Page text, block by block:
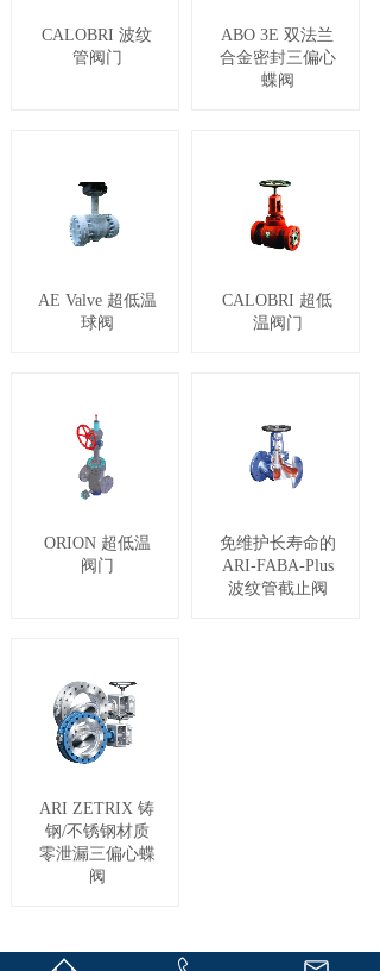
CALOBRI 波纹
管阀门
ABO 3E 双法兰
合金密封三偏心
蝶阀
AE Valve 超低温
球阀
CALOBRI 超低
温阀门
ORION 超低温
阀门
免维护长寿命的
ARI-FABA-Plus
波纹管截止阀
ARI ZETRIX 铸
钢/不锈钢材质
零泄漏三偏心蝶
阀